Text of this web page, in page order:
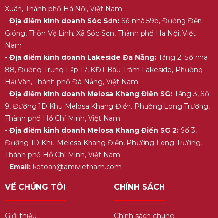
Xuân, Thành phố Hà Nội, Việt Nam
- Địa điểm kinh doanh Sóc Sơn:Số nhà 59b, Đường Đền
Gióng, Thôn Vệ Linh, Xã Sóc Sơn, Thành phố Hà Nội, Việt
Nam
- Địa điểm kinh doanh Lakeside Đà Nẵng:Tầng 2, Số nhà
88, Đường Trung Lập 17, KĐT Bàu Tràm Lakeside, Phường
Hải Vân, Thành phố Đà Nẵng, Việt Nam.
- Địa điểm kinh doanh Melosa Khang Điền SG:Tầng 3, Số
9, Đường 1D Khu Melosa Khang Điền, Phường Long Trường,
Thành phố Hồ Chí Minh, Việt Nam
- Địa điểm kinh doanh Melosa Khang Điền SG 2:Số 3,
Đường 1D Khu Melosa Khang Điền, Phường Long Trường,
Thành phố Hồ Chí Minh, Việt Nam
- Email:ketoan@amivietnam.com
VỀ CHÚNG TÔI
Giới thiệu
CHÍNH SÁCH
Chính sách chung